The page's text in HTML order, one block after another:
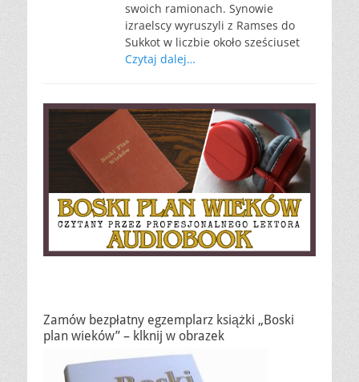
swoich ramionach. Synowie
izraelscy wyruszyli z Ramses do
Sukkot w liczbie około sześciuset
Czytaj dalej…
Zamów bezpłatny egzemplarz książki „Boski
plan wieków” – klknij w obrazek